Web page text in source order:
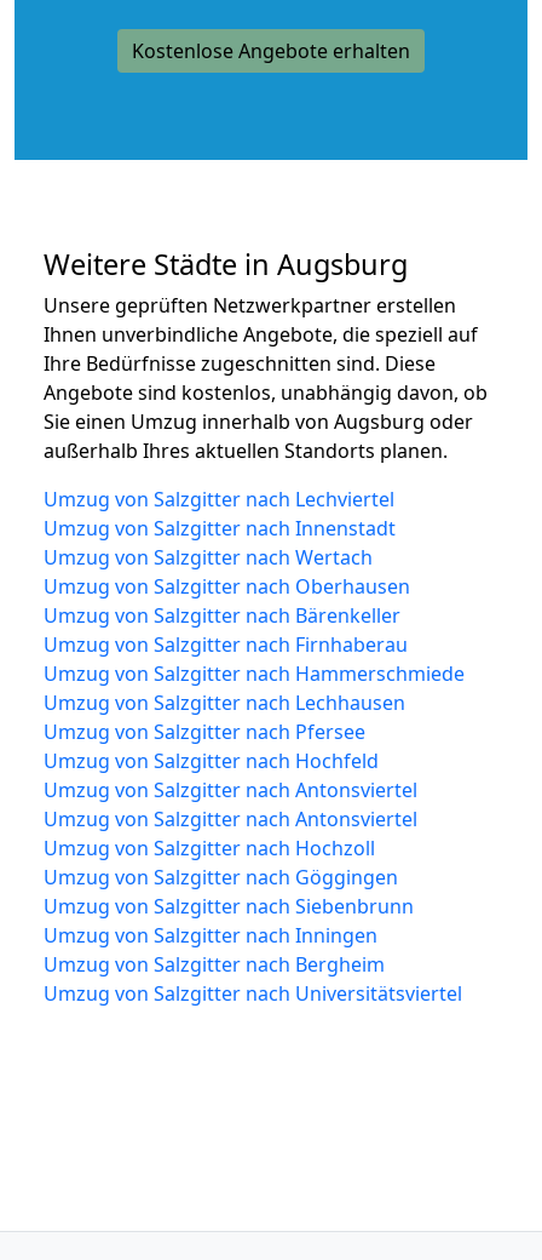
Kostenlose Angebote erhalten
Weitere Städte in Augsburg
Unsere geprüften Netzwerkpartner erstellen
Ihnen unverbindliche Angebote, die speziell auf
Ihre Bedürfnisse zugeschnitten sind. Diese
Angebote sind kostenlos, unabhängig davon, ob
Sie einen Umzug innerhalb von Augsburg oder
außerhalb Ihres aktuellen Standorts planen.
Umzug von Salzgitter nach Lechviertel
Umzug von Salzgitter nach Innenstadt
Umzug von Salzgitter nach Wertach
Umzug von Salzgitter nach Oberhausen
Umzug von Salzgitter nach Bärenkeller
Umzug von Salzgitter nach Firnhaberau
Umzug von Salzgitter nach Hammerschmiede
Umzug von Salzgitter nach Lechhausen
Umzug von Salzgitter nach Pfersee
Umzug von Salzgitter nach Hochfeld
Umzug von Salzgitter nach Antonsviertel
Umzug von Salzgitter nach Antonsviertel
Umzug von Salzgitter nach Hochzoll
Umzug von Salzgitter nach Göggingen
Umzug von Salzgitter nach Siebenbrunn
Umzug von Salzgitter nach Inningen
Umzug von Salzgitter nach Bergheim
Umzug von Salzgitter nach Universitätsviertel